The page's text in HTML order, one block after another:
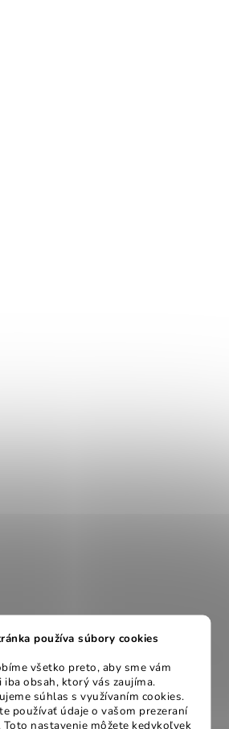
používa súbory cookies
všetko preto, aby sme vám
iba obsah, ktorý vás zaujíma.
súhlas s využívaním cookies.
používať údaje o vašom prezeraní
nastavenie môžete kedykoľvek